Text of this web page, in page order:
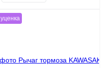
уценка